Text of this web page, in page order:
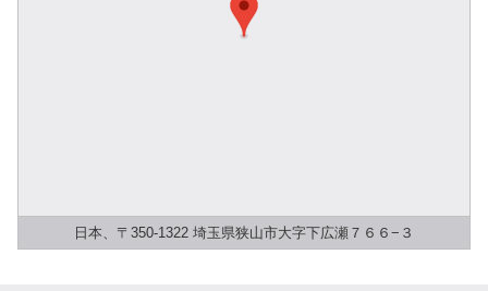
日本、〒350-1322 埼玉県狭山市大字下広瀬７６６−３